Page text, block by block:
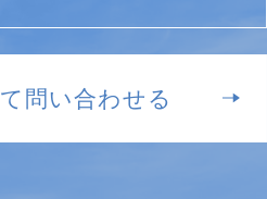
問い合わせる